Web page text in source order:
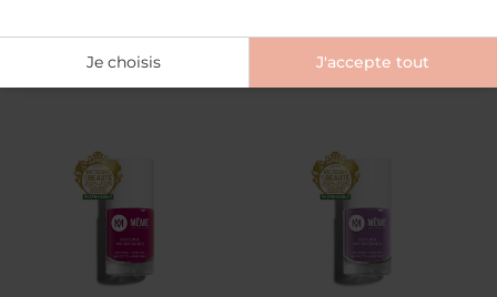
Je choisis J'accepte tout